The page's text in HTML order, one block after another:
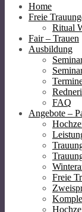
Home
Freie
Ritual
Fair – Trauen
Ausbildung
FAQ
Angebote –
Freie